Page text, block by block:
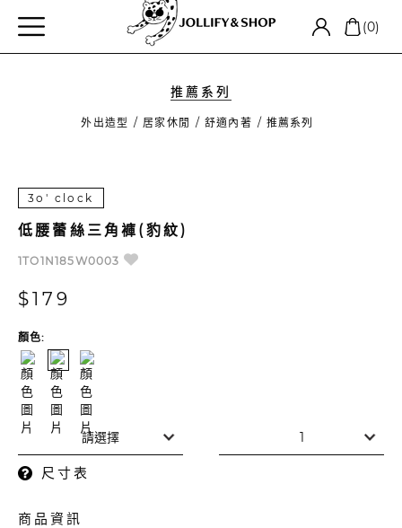
(0)
推薦系列
外出造型 居家休閒 舒適內著 推薦系列
3o' clock
低腰蕾絲三角褲(豹紋)
1TO1N185W0003
$179
顏色:
尺寸表
商品資訊